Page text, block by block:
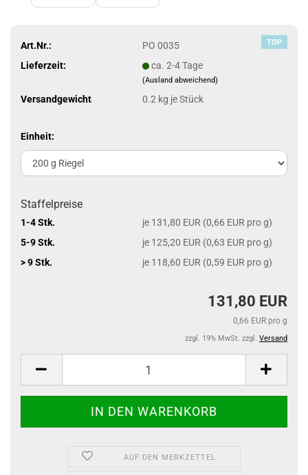
TOP
Art.Nr.:
PO 0035
Lieferzeit:
ca. 2-4 Tage
(Ausland abweichend)
Versandgewicht 0.2 kg je Stück
Einheit:
Staffelpreise
1-4 Stk.
je 131,80 EUR (0,66 EUR pro g)
5-9 Stk.
je 125,20 EUR (0,63 EUR pro g)
> 9 Stk.
je 118,60 EUR (0,59 EUR pro g)
131,80 EUR
0,66 EUR pro g
zzgl. 19% MwSt. zzgl. Versand
AUF DEN MERKZETTEL